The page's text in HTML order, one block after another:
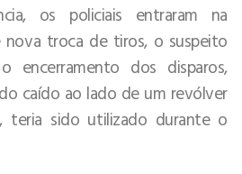
os policiais entraram na
nova troca de tiros, o suspeito
encerramento dos disparos,
caído ao lado de um revólver
teria sido utilizado durante o